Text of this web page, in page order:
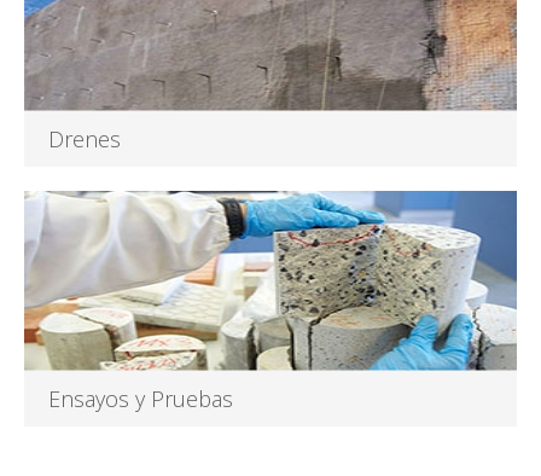
Drenes
relación con...
Leer más
Ensayos y Pruebas